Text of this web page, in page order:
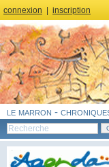
connexion inscription
le marron -